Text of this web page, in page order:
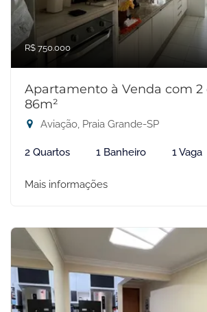
R$ 750.000
Apartamento à Venda com 2
86m²
Aviação, Praia Grande-SP
2 Quartos 1 Banheiro 1 Vaga
Mais informações